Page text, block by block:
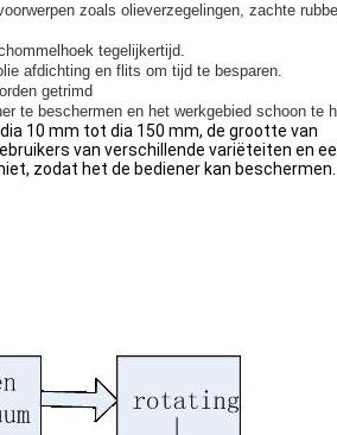
zoals olieverzegelingen, zachte
tegelijkertijd.
afdichting en flits om tijd te besparen.
getrimd
te beschermen en het werkgebied schoon te
10 mm tot dia 150 mm, de grootte van
van verschillende variëteiten en
zodat het de bediener kan beschermen.